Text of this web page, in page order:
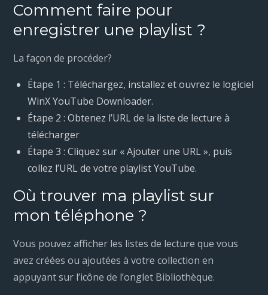
Comment faire pour
enregistrer une playlist ?
La façon de procéder?
Étape 1 : Téléchargez, installez et ouvrez le logiciel
WinX YouTube Downloader.
Étape 2 : Obtenez l’URL de la liste de lecture à
télécharger
Étape 3 : Cliquez sur « Ajouter une URL », puis
collez l’URL de votre playlist YouTube.
Où trouver ma playlist sur
mon téléphone ?
Vous pouvez afficher les listes de lecture que vous
avez créées ou ajoutées à votre collection en
appuyant sur l’icône de l’onglet Bibliothèque.